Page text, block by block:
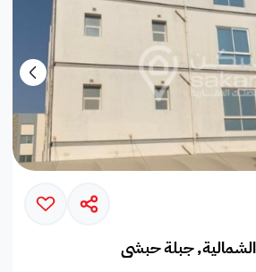
جبلة حبشي